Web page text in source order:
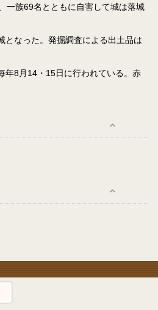
一族69名とともに自害して城は落城
となった。発掘調査による出土品は
年8月14・15日に行われている。赤